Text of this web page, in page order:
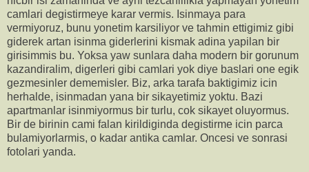
camlari degistirmeye karar vermis. Isinmaya para
vermiyoruz, bunu yonetim karsiliyor ve tahmin ettigimiz gibi
giderek artan isinma giderlerini kismak adina yapilan bir
girisimmis bu. Yoksa yaw sunlara daha modern bir gorunum
kazandiralim, digerleri gibi camlari yok diye baslari one egik
gezmesinler dememisler. Biz, arka tarafa baktigimiz icin
herhalde, isinmadan yana bir sikayetimiz yoktu. Bazi
apartmanlar isinmiyormus bir turlu, cok sikayet oluyormus.
Bir de birinin cami falan kirildiginda degistirme icin parca
bulamiyorlarmis, o kadar antika camlar. Oncesi ve sonrasi
fotolari yanda.